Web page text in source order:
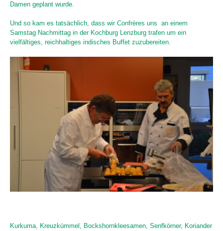
Damen geplant wurde.
Und so kam es tatsächlich, dass wir Confrères uns an einem
Samstag Nachmittag in der Kochburg Lenzburg trafen um ein
vielfältiges, reichhaltiges indisches Buffet zuzubereiten.
Kurkuma, Kreuzkümmel, Bockshornkleesamen, Senfkörner, Koriander